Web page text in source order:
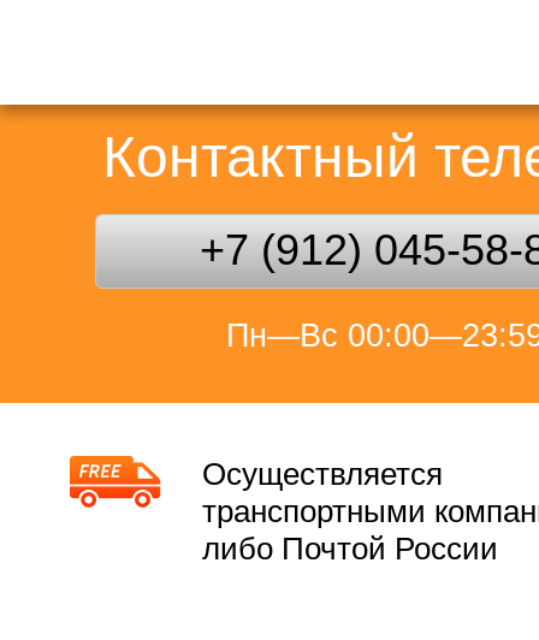
Контактный
+7 (912) 045-58-
Пн—Вс
Осуществляется
транспортными
либо Почтой России